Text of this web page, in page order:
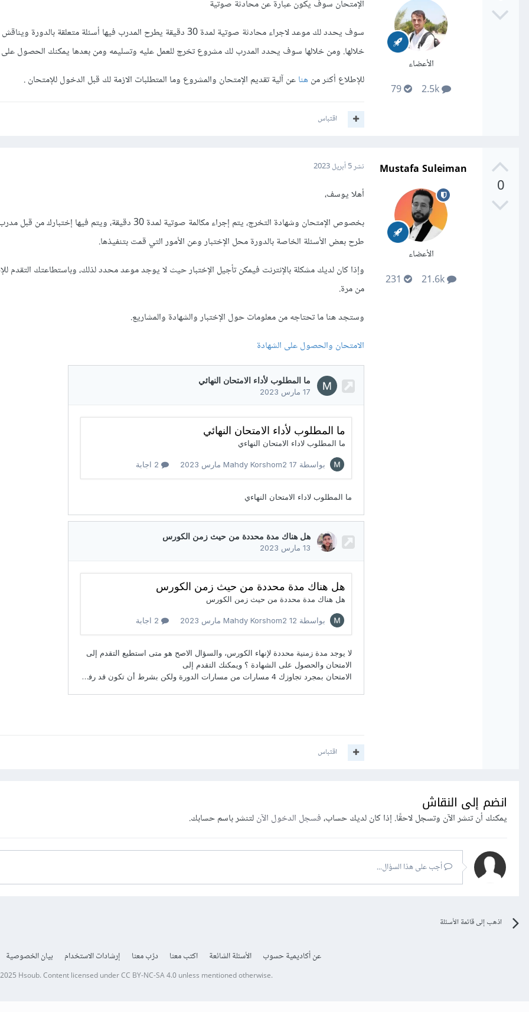
الأعضاء
الإمتحان سوف يكون عبارة عن محادثة صوتية
سوف يحدد لك موعد لاجراء محادثة صوتية لمدة 30 دقيقة يطرح المدرب فيها أسئلة متعلقة
خلالها. ومن خلالها سوف يحدد المدرب لك مشروع تخرج للعمل عليه وتسليمه ومن بعدها يمكنك الحصول على
للإطلاع أكثر منهناعن آلية تقديم الإمتحان والمشروع وما المتطلبات الازمة لك قبل الدخول للإمتحان .
اقتباس
0
Mustafa Suleiman
الأعضاء
نشر5 أبريل 2023
أهلا يوسف،
بخصوص الإمتحان وشهادة التخرج، يتم إجراء مكالمة صوتية لمدة 30 دقيقة، ويتم فيها
طرح بعض الأسئلة الخاصة بالدورة محل الإختبار وعن الأمور التي قمت بتنفيذها.
وإذا كان لديك مشكلة بالإنترنت فيمكن تأجيل الإختبار حيث لا يوجد موعد محدد لذلك، وباستطاعتك التقدم
من مرة.
وستجد هنا ما تحتاجه من معلومات حول الإختبار والشهادة والمشاريع.
الامتحان والحصول على الشهادة
اقتباس
انضم إلى النقاش
يمكنك أن تنشر الآن وتسجل لاحقًا. إذا كان لديك حساب،فسجل الدخول الآنلتنشر باسم حسابك.
أجب على هذا السؤال...
اذهب إلى قائمة الأسئلة
عن أكاديمية حسوب الأسئلة الشائعة اكتب معنا درّب معنا إرشادات الاستخدام بيان الخصوصية
Hsoub.Content licensed underCC BY-NC-SA 4.0unless mentioned otherwise.